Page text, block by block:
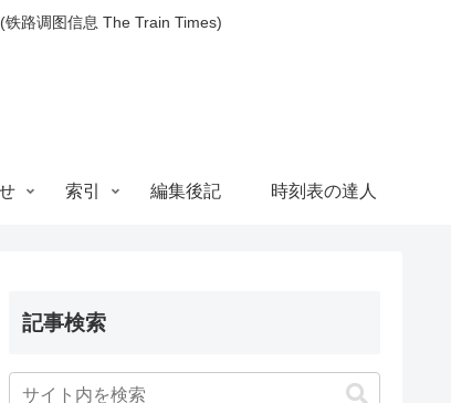
路调图信息 The Train Times)
索引 編集後記 時刻表の達人
記事検索